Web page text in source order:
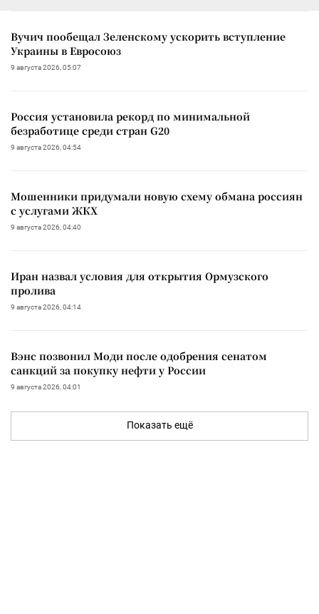
Вучич пообещал Зеленскому ускорить вступление
Украины в Евросоюз
9 августа 2026, 05:07
Россия установила рекорд по минимальной
безработице среди стран G20
9 августа 2026, 04:54
Мошенники придумали новую схему обмана россиян
с услугами ЖКХ
9 августа 2026, 04:40
Иран назвал условия для открытия Ормузского
пролива
9 августа 2026, 04:14
Вэнс позвонил Моди после одобрения сенатом
санкций за покупку нефти у России
9 августа 2026, 04:01
Показать ещё